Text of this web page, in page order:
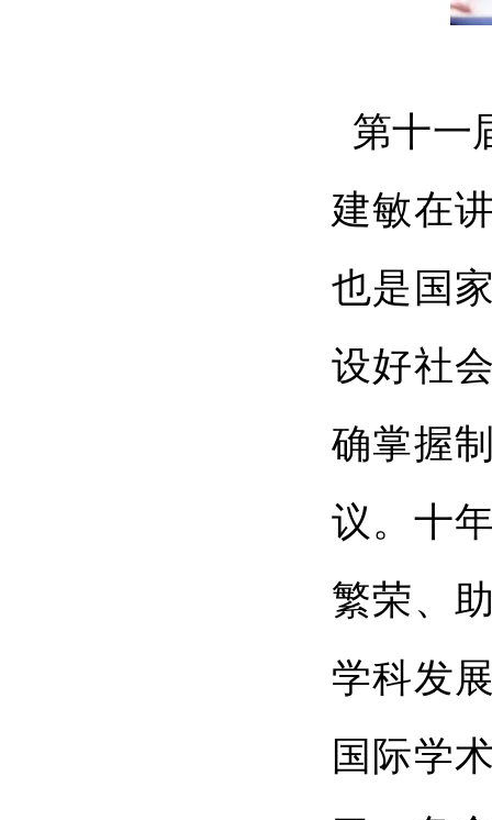
第十一
建敏在
也是国
设好社
确掌握
议。十
繁荣、
学科发
国际学